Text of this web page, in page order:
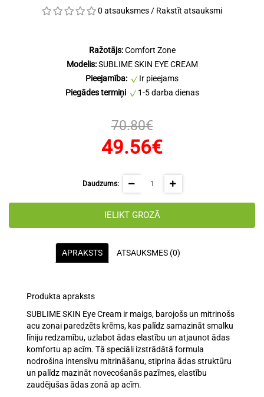
0 atsauksmes / Rakstīt atsauksmi
Ražotājs:Comfort Zone
Modelis:SUBLIME SKIN EYE CREAM
Pieejamība:
Ir pieejams
Piegādes termiņi
1-5 darba dienas
70.80€
49.56€
Daudzums:
IELIKT GROZĀ
APRAKSTS ATSAUKSMES (0)
Produkta apraksts
SUBLIME SKIN Eye Cream ir maigs, barojošs un mitrinošs
acu zonai paredzēts krēms, kas palīdzsamazināt smalku
līniju redzamību, uzlabot ādas elastību un atjaunot ādas
komfortu ap acīm. Tā speciāli izstrādātā formula
nodrošina intensīvu mitrināšanu, stiprina ādas struktūru
un palīdz mazināt novecošanās pazīmes, elastību
zaudējušas ādas zonā ap acīm.